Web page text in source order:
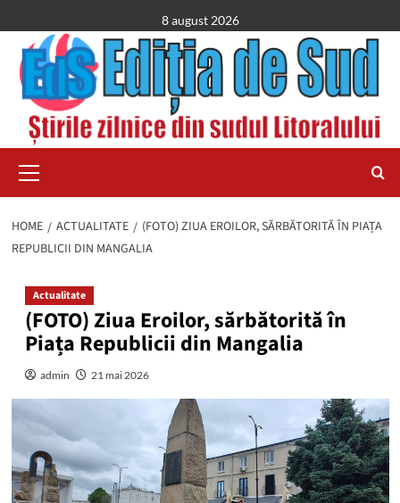
to
content
8 august 2026
Menu
HOME ACTUALITATE
(FOTO) ZIUA EROILOR, SĂRBĂTORITĂ ÎN PIAȚA
REPUBLICII DIN MANGALIA
Actualitate
(FOTO) Ziua Eroilor, sărbătorită în
Piața Republicii din Mangalia
admin 21 mai 2026